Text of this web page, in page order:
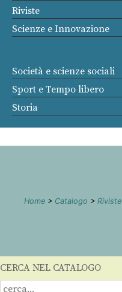
Riviste
Scienze e Innovazione
Società e scienze sociali
Sport e Tempo libero
Storia
Home > Catalogo > Riviste
CERCA NEL CATALOGO